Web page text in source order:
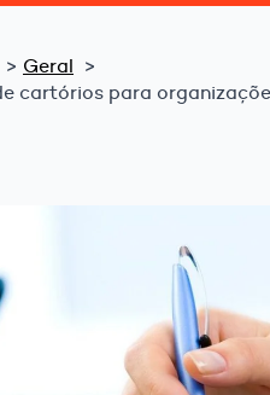
Geral
cartórios para